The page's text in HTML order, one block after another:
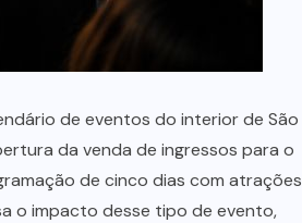
de eventos do interior de São
da venda de ingressos para o
de cinco dias com atrações
o impacto desse tipo de evento,